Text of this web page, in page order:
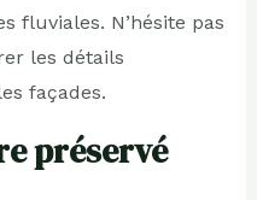
fluviales. N’hésite pas
les détails
façades.
préservé